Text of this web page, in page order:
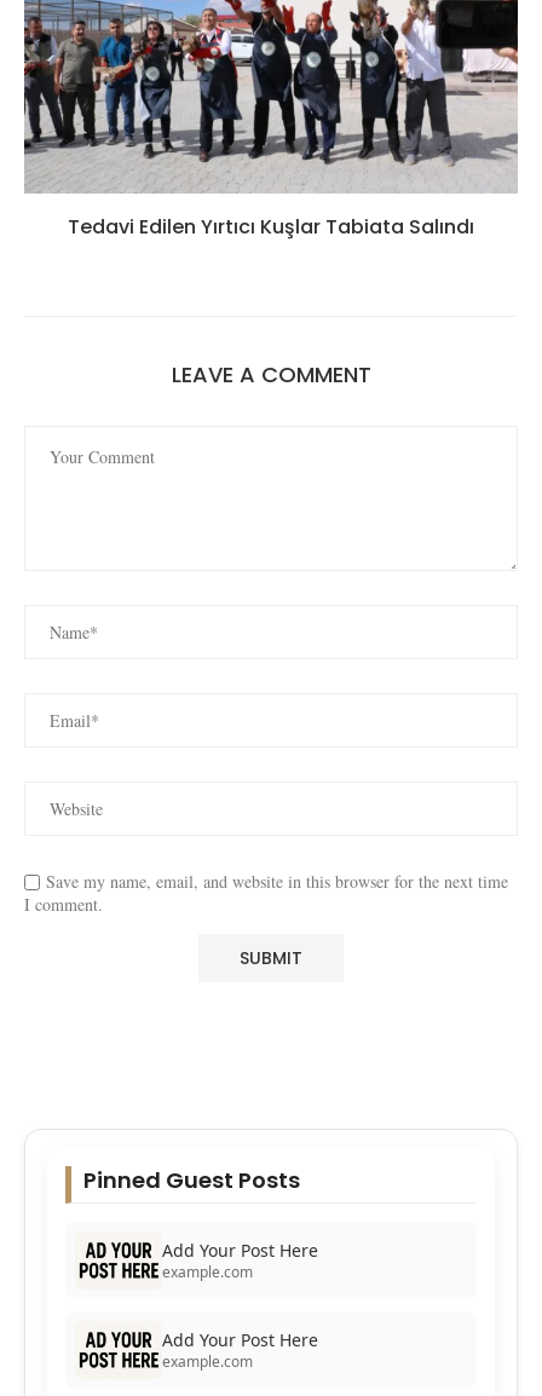
Tedavi Edilen Yırtıcı Kuşlar Tabiata Salındı
LEAVE A COMMENT
Save my name, email, and website in this browser for the next time
I comment.
Pinned Guest Posts
Add Your Post Here
example.com
Add Your Post Here
example.com